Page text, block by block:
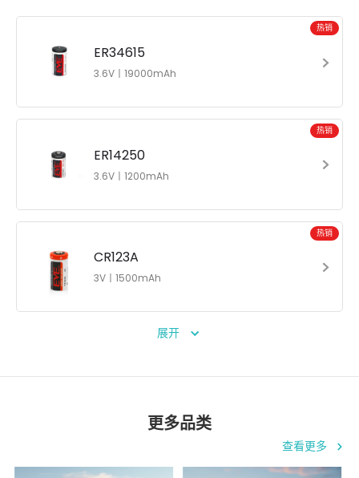
ER34615
3.6V丨19000mAh
热销
ER14250
3.6V丨1200mAh
热销
CR123A
3V丨1500mAh
热销
展开
更多品类
查看更多